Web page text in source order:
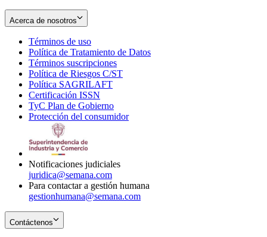
Acerca de nosotros
Términos de uso
in
new
window
Política de Tratamiento de Datos
Términos suscripciones
in
Política de Riesgos C/ST
Política SAGRILAFT
new
window
Certificación ISSN
in
new
TyC Plan de Gobierno
in
Protección del consumidorOpens
Notificaciones judiciales
juridica@semana.com
Para contactar a gestión humana
gestionhumana@semana.com
Contáctenos